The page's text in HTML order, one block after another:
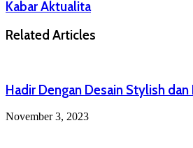
Kabar Aktualita
Related Articles
Hadir Dengan Desain Stylish
November 3, 2023